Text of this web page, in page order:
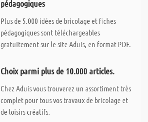
pédagogiques
Plus de 5.000 idées de bricolage et fiches
pédagogiques sont téléchargeables
gratuitement sur le site Aduis, en format PDF.
Choix parmi plus de 10.000 articles.
Chez Aduis vous trouverez un assortiment très
complet pour tous vos travaux de bricolage et
de loisirs créatifs.